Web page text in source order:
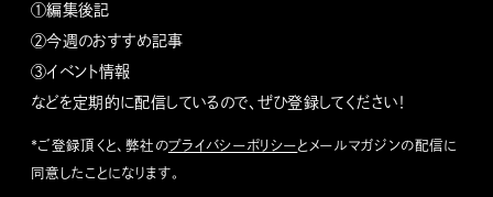
①編集後記
②今週のおすすめ記事
③イベント情報
などを定期的に配信しているので、ぜひ登録してください！
*ご登録頂くと、弊社のプライバシーポリシーとメールマガジンの配信に
同意したことになります。